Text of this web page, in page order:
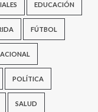
EDUCACIÓN
FÚTBOL
POLÍTICA
SALUD